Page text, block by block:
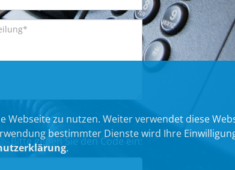
Bitte geben Sie den Code ein:
Webseite zu nutzen. Weiter verwendet diese
bestimmter Dienste wird Ihre
.